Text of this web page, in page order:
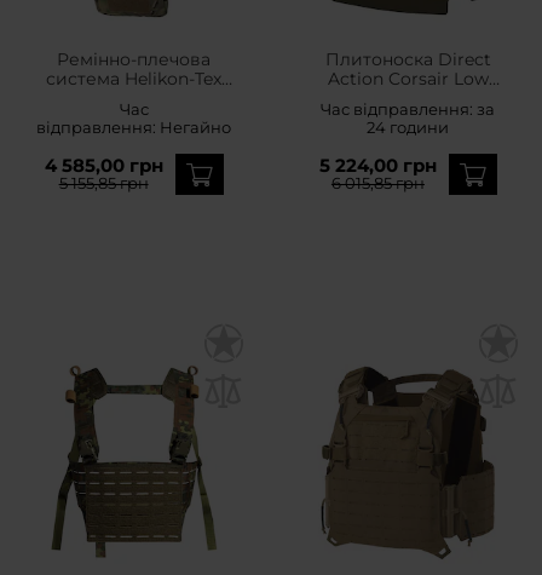
Ремінно-плечова
система Helikon-Tex
MultiCam
Час
відправлення: Негайно
4 585,00 грн
5 155,85 грн
Плитоноска Direct
Action Corsair Low
Profile - Ranger Green
Час відправлення: за
24 години
5 224,00 грн
6 015,85 грн